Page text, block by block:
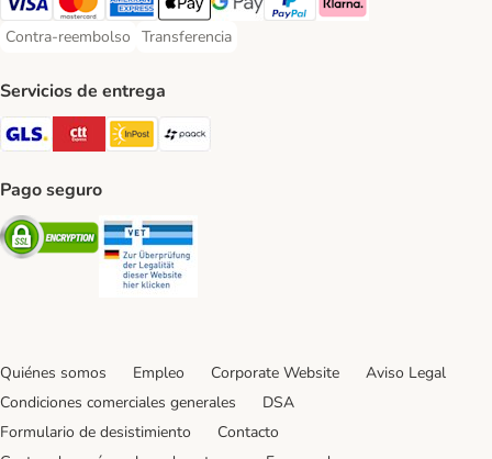
Visa Payment Method
Mastercard Payment Method
American Express Payment Method
Apple Pay Payment Method
Google Pay Payment Method
PayPal Payment Method
Klarna Payment Method
Contra-reembolso
Contra-reembolso Payment Method
Transferencia
Transferencia Payment Method
Servicios de entrega
GLS Shipping Method
CTTExpress Shipping Method
InPost Shipping Method
Pago seguro
Security
Quiénes somos Empleo Corporate Website
Aviso Legal
Condiciones comerciales generales
DSA
Formulario de desistimiento
Contacto